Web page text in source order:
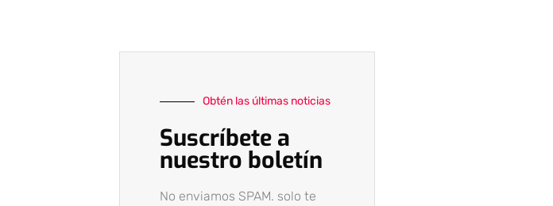
Obtén las últimas noticias
Suscríbete a
nuestro boletín
No enviamos SPAM. solo te